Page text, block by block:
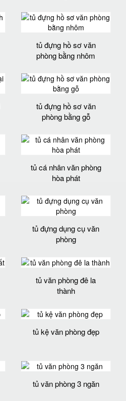
tủ đựng hồ sơ văn
phòng bằng nhôm
tủ đựng hồ sơ văn
phòng bằng gỗ
tủ cá nhân văn phòng
hòa phát
tủ đựng dụng cụ văn
phòng
tủ văn phòng đê la
thành
tủ kệ văn phòng đẹp
tủ văn phòng 3 ngăn